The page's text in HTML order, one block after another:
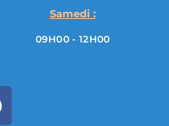
Samedi :
09H00 - 12H00